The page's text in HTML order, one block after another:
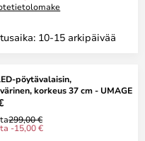
10-15 arkipäivää
pöytävalaisin,
korkeus 37 cm - UMAGE
299,00 €
-15,00 €